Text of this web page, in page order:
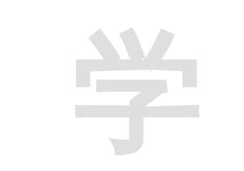
学